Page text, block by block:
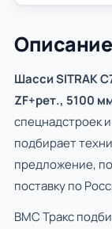
Описание
Шасси SITRAK
ZF+рет., 5100
спецнадстроек
подбирает
предложение,
поставку по
ВМС Тракс